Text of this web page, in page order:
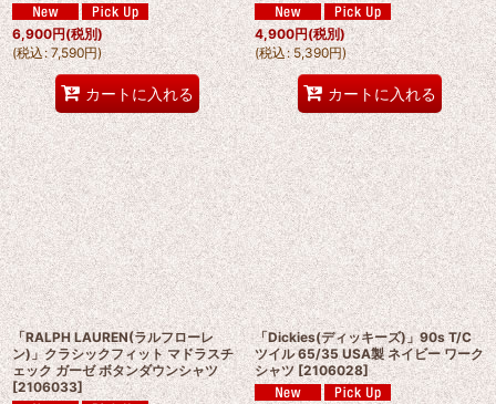
6,900円(税別)
(税込: 7,590円)
カートに入れる
4,900円(税別)
(税込: 5,390円)
カートに入れる
「RALPH LAUREN(ラルフローレ
ン)」クラシックフィット マドラスチ
ェック ガーゼ ボタンダウンシャツ
[2106033]
「Dickies(ディッキーズ)」90s T/C
ツイル 65/35 USA製 ネイビー ワーク
シャツ [2106028]